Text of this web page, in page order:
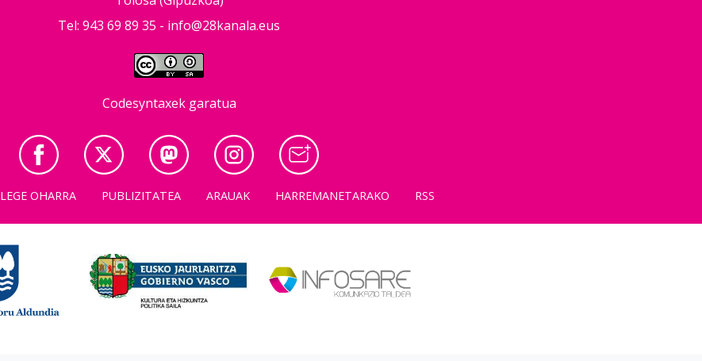
Tel: 943 69 89 35 - info@28kanala.eus
Codesyntaxek garatua
LEGE OHARRA PUBLIZITATEA ARAUAK HARREMANETARAKO RSS